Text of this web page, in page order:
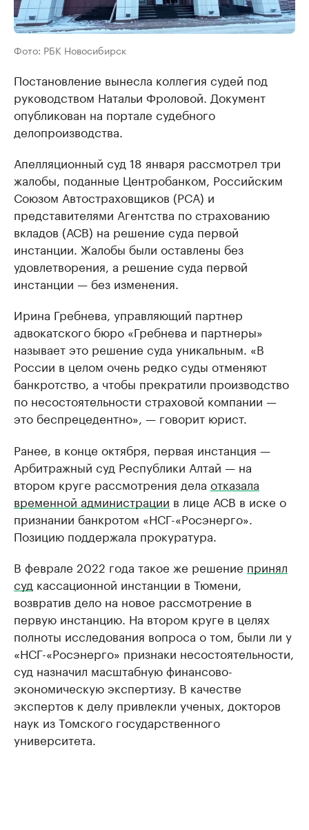
Фото: РБК Новосибирск
Постановление вынесла коллегия судей под
руководством Натальи Фроловой. Документ
опубликован на портале судебного
делопроизводства.
Апелляционный суд 18 января рассмотрел три
жалобы, поданные Центробанком, Российским
Союзом Автостраховщиков (РСА) и
представителями Агентства по страхованию
вкладов (АСВ) на решение суда первой
инстанции. Жалобы были оставлены без
удовлетворения, а решение суда первой
инстанции — без изменения.
Ирина Гребнева, управляющий партнер
адвокатского бюро «Гребнева и партнеры»
называет это решение суда уникальным. «В
России в целом очень редко суды отменяют
банкротство, а чтобы прекратили производство
по несостоятельности страховой компании —
это беспрецедентно», — говорит юрист.
Ранее, в конце октября, первая инстанция —
Арбитражный суд Республики Алтай — на
втором круге рассмотрения дела отказала
временной администрации в лице АСВ в иске о
признании банкротом «НСГ-«Росэнерго».
Позицию поддержала прокуратура.
В феврале 2022 года такое же решение принял
суд кассационной инстанции в Тюмени,
возвратив дело на новое рассмотрение в
первую инстанцию. На втором круге в целях
полноты исследования вопроса о том, были ли у
«НСГ-«Росэнерго» признаки несостоятельности,
суд назначил масштабную финансово-
экономическую экспертизу. В качестве
экспертов к делу привлекли ученых, докторов
наук из Томского государственного
университета.